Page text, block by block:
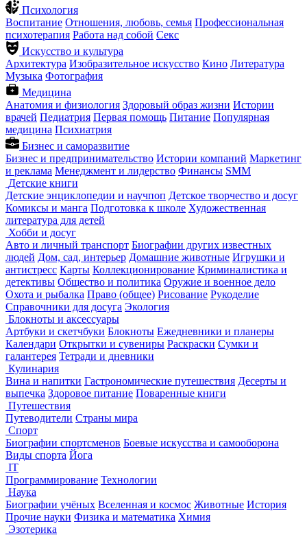
Психология
Воспитание Отношения, любовь, семья Профессиональная
психотерапия Работа над собой Секс
Искусство и культура
Архитектура Изобразительное искусство Кино Литература
Музыка Фотография
Медицина
Анатомия и физиология Здоровый образ жизни Истории
врачей Педиатрия Первая помощь Питание Популярная
медицина Психиатрия
Бизнес и саморазвитие
Бизнес и предпринимательство Истории компаний Маркетинг
и реклама Менеджмент и лидерство Финансы SMM
Детские книги
Детские энциклопедии и научпоп Детское творчество и досуг
Комиксы и манга Подготовка к школе Художественная
литература для детей
Хобби и досуг
Авто и личный транспорт Биографии других известных
людей Дом, сад, интерьер Домашние животные Игрушки и
антистресс Карты Коллекционирование Криминалистика и
детективы Общество и политика Оружие и военное дело
Охота и рыбалка Право (общее) Рисование Рукоделие
Справочники для досуга Экология
Блокноты и аксессуары
Артбуки и скетчбуки Блокноты Ежедневники и планеры
Календари Открытки и сувениры Раскраски Сумки и
галантерея Тетради и дневники
Кулинария
Вина и напитки Гастрономические путешествия Десерты и
выпечка Здоровое питание Поваренные книги
Путешествия
Путеводители Страны мира
Спорт
Биографии спортсменов Боевые искусства и самооборона
Виды спорта Йога
IT
Программирование Технологии
Наука
Биографии учёных Вселенная и космос Животные История
Прочие науки Физика и математика Химия
Эзотерика